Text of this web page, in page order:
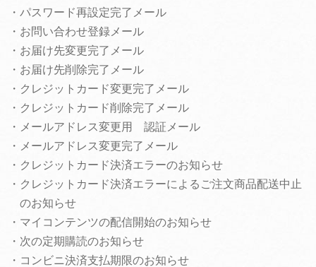
・パスワード再設定完了メール
・お問い合わせ登録メール
・お届け先変更完了メール
・お届け先削除完了メール
・クレジットカード変更完了メール
・クレジットカード削除完了メール
・メールアドレス変更用 認証メール
・メールアドレス変更完了メール
・クレジットカード決済エラーのお知らせ
・クレジットカード決済エラーによるご注文商品配送中止
のお知らせ
・マイコンテンツの配信開始のお知らせ
・次の定期購読のお知らせ
・コンビニ決済支払期限のお知らせ